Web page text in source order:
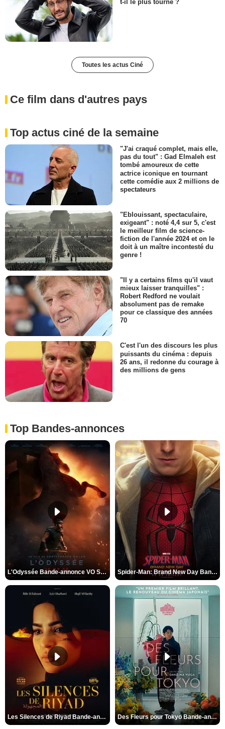
t-il le plus tourné ?
Toutes les actus Ciné
Ce film dans d'autres pays
Top actus ciné de la semaine
"J'ai craqué complet, mais elle,
pas du tout" : Gad Elmaleh est
tombé amoureux de cette
actrice iconique en tournant
cette comédie aux 2 millions de
spectateurs
"Eblouissant, spectaculaire,
exigeant" : noté 4,4 sur 5, c'est
le meilleur film de science-
fiction de l'année 2024 et on le
doit à un maître incontesté du
genre !
"Il y a certains films qu'il vaut
mieux laisser tranquilles" :
Robert Redford ne voulait
absolument pas de remake
pour ce classique des années
70
C'est l'un des discours les plus
puissants du cinéma : depuis
26 ans, il redonne du courage à
des millions de gens
Top Bandes-annonces
L'Odyssée Bande-annonce VO STFR Spider-Man: Brand New Day Bande-annonce VO STFR
Les Silences de Riyad Bande-annonce VO STFR Des Fleurs pour Tokyo Bande-annonce VO STFR